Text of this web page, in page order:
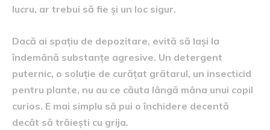
lucru, ar trebui să fie și un loc sigur.
Dacă ai spațiu de depozitare, evită să lași la
îndemână substanțe agresive. Un detergent
puternic, o soluție de curățat grătarul, un insecticid
pentru plante, nu au ce căuta lângă mâna unui copil
curios. E mai simplu să pui o închidere decentă
decât să trăiești cu grija.